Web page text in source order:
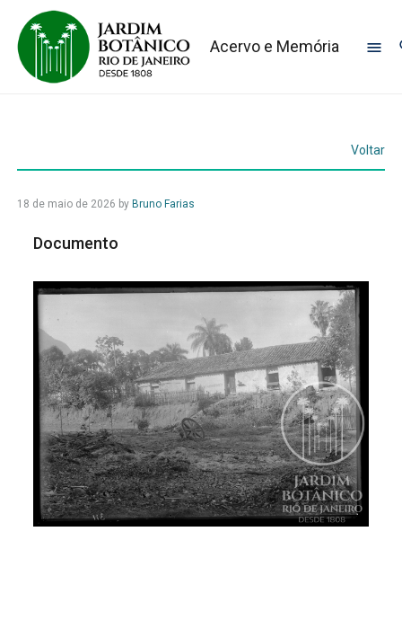
Acervo e Memória
Voltar
18 de maio de 2026 by Bruno Farias
Documento